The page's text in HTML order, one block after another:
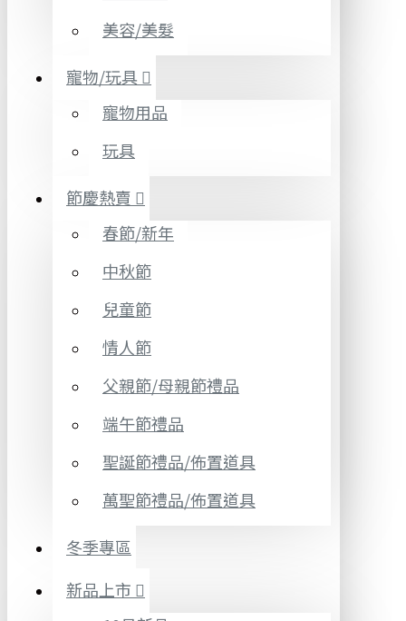
美容/美髮
寵物/玩具
寵物用品
玩具
節慶熱賣
春節/新年
中秋節
兒童節
情人節
父親節/母親節禮品
端午節禮品
聖誕節禮品/佈置道具
萬聖節禮品/佈置道具
冬季專區
新品上市